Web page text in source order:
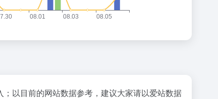
；以目前的网站数据参考，建议大家请以爱站数据